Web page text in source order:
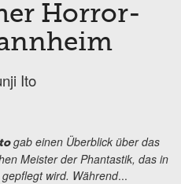
Horror-
Ito
gab einen Überblick über das
Meister der Phantastik, das in
wird. Während...